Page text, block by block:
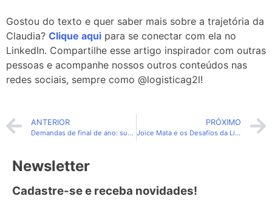
Gostou do texto e quer saber mais sobre a trajetória da
Claudia? Clique aqui para se conectar com ela no
LinkedIn. Compartilhe esse artigo inspirador com outras
pessoas e acompanhe nossos outros conteúdos nas
redes sociais, sempre como @logisticag2l!
ANTERIOR
Demandas de final de ano: sua empresa está preparada?
PRÓXIMO
Joice Mata e os Desafios da Liderança Feminina em finanças
Newsletter
Cadastre-se e receba novidades!